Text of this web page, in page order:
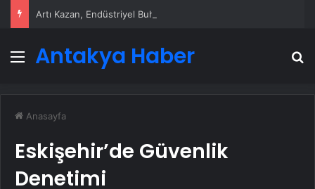
Menü
Antakya Haber
Anasayfa
Eskişehir’de Güvenlik
Denetimi